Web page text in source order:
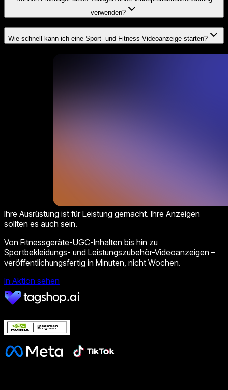
verwenden?
Wie schnell kann ich eine Sport- und Fitness-Videoanzeige starten?
Ihre Ausrüstung ist für Leistung gemacht. Ihre Anzeigen
sollten es auch sein.
Von Fitnessgeräte-UGC-Inhalten bis hin zu
Sportbekleidungs- und Leistungszubehör-Videoanzeigen –
veröffentlichungsfertig in Minuten, nicht Wochen.
In Aktion sehen